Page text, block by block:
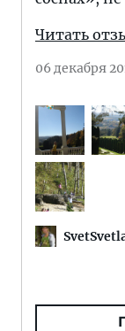
Читать
06 декабря